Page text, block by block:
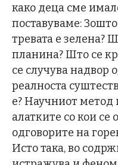
како деца сме
поставуваме:
тревата е зелена?
планина? Што се
се случува надвор
реалноста
е? Научниот
алатките со кои
одговорите на
Исто така, во